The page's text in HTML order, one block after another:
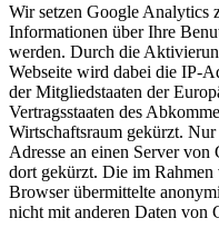
Wir setzen Google Analytics
Informationen über Ihre
werden. Durch die
Webseite wird dabei die IP-
der Mitgliedstaaten der
Vertragsstaaten des
Wirtschaftsraum gekürzt.
Adresse an einen Server
dort gekürzt. Die im
Browser übermittelte
nicht mit anderen Daten von